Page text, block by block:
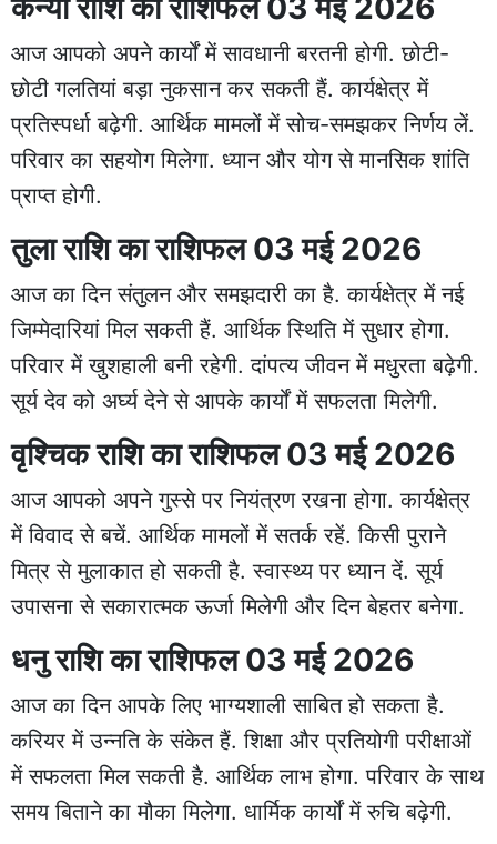
आज आपको अपने कार्यों में सावधानी बरतनी होगी. छोटी-
छोटी गलतियां बड़ा नुकसान कर सकती हैं. कार्यक्षेत्र में
प्रतिस्पर्धा बढ़ेगी. आर्थिक मामलों में सोच-समझकर निर्णय लें.
परिवार का सहयोग मिलेगा. ध्यान और योग से मानसिक शांति
प्राप्त होगी.
तुला राशि का राशिफल 03 मई 2026
आज का दिन संतुलन और समझदारी का है. कार्यक्षेत्र में नई
जिम्मेदारियां मिल सकती हैं. आर्थिक स्थिति में सुधार होगा.
परिवार में खुशहाली बनी रहेगी. दांपत्य जीवन में मधुरता बढ़ेगी.
सूर्य देव को अर्घ्य देने से आपके कार्यों में सफलता मिलेगी.
वृश्चिक राशि का राशिफल 03 मई 2026
आज आपको अपने गुस्से पर नियंत्रण रखना होगा. कार्यक्षेत्र
में विवाद से बचें. आर्थिक मामलों में सतर्क रहें. किसी पुराने
मित्र से मुलाकात हो सकती है. स्वास्थ्य पर ध्यान दें. सूर्य
उपासना से सकारात्मक ऊर्जा मिलेगी और दिन बेहतर बनेगा.
धनु राशि का राशिफल 03 मई 2026
आज का दिन आपके लिए भाग्यशाली साबित हो सकता है.
करियर में उन्नति के संकेत हैं. शिक्षा और प्रतियोगी परीक्षाओं
में सफलता मिल सकती है. आर्थिक लाभ होगा. परिवार के साथ
समय बिताने का मौका मिलेगा. धार्मिक कार्यों में रुचि बढ़ेगी.